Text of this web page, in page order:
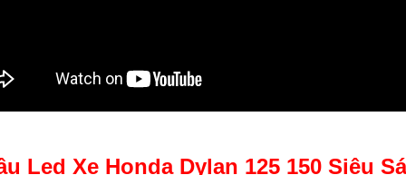
Led Xe Honda Dylan 125 150 Siêu